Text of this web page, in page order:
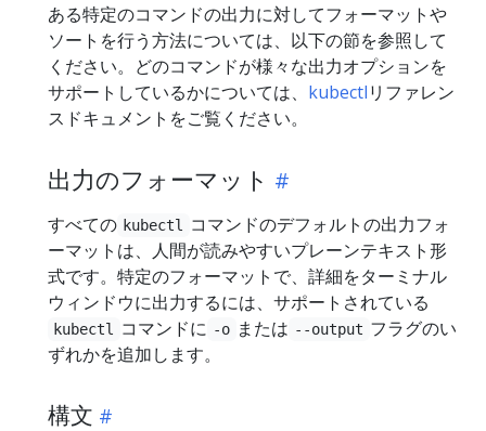
ある特定のコマンドの出力に対してフォーマットや
ソートを行う方法については、以下の節を参照して
ください。どのコマンドが様々な出力オプションを
サポートしているかについては、 kubectlリファレン
スドキュメントをご覧ください。
出力のフォーマット
すべての kubectl
コマンドのデフォルトの出力フォ
ーマットは、人間が読みやすいプレーンテキスト形
式です。特定のフォーマットで、詳細をターミナル
ウィンドウに出力するには、サポートされている
kubectl コマンドに -o または --output フラグのい
ずれかを追加します。
構文